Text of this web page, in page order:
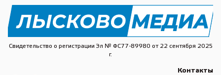
Свидетельство о регистрации Эл № ФС77-89980 от 22 сентября 2025
г.
Контакты